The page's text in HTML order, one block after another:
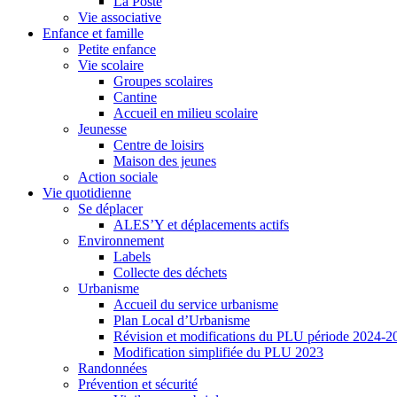
Vie associative
Enfance et famille
Petite enfance
Vie scolaire
Groupes scolaires
Cantine
Accueil en milieu scolaire
Jeunesse
Centre de loisirs
Maison des jeunes
Action sociale
Vie quotidienne
Se déplacer
ALES’Y et déplacements actifs
Environnement
Labels
Collecte des déchets
Urbanisme
Accueil du service urbanisme
Plan Local d’Urbanisme
Révision et modifications du PLU période 2024-
Modification simplifiée du PLU 2023
Randonnées
Prévention et sécurité